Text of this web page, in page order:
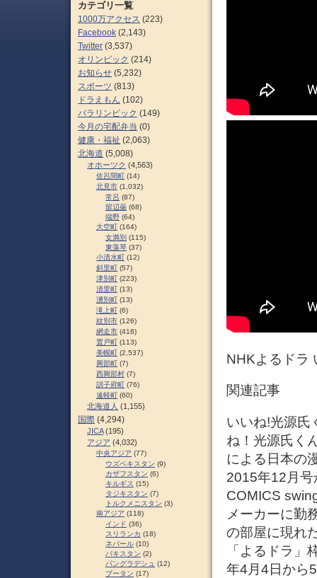
NHKよるドラ
関連記事
いいね!光源氏
ね！光源氏く
による日本の
2015年12月
COMICS
メーカーに勤
の部屋に現れ
「よるドラ
年4月4日から
カテゴリ一覧
1000万アクセス (223)
Facebook (2,143)
Twitter (3,537)
オリンピック (214)
お知らせ (5,232)
スポーツ (813)
ドラえもん (102)
パラリンピック (149)
今月の宅配弁当 (0)
健康・福祉 (2,063)
北海道 (5,008)
オホーツク (4,563)
佐呂間町 (14)
北見市 (1,032)
常呂 (87)
留辺蘂 (68)
端野 (64)
大空町 (164)
女満別 (115)
東藻琴 (37)
小清水町 (12)
斜里町 (57)
津別町 (223)
清里町 (13)
湧別町 (13)
滝上町 (6)
紋別市 (126)
網走市 (416)
置戸町 (113)
美幌町 (2,537)
興部町 (7)
西興部村 (7)
訓子府町 (76)
遠軽町 (60)
北海道人 (1,155)
国際 (4,294)
JICA(195)
アジア (4,032)
中央アジア (77)
ウズベキスタン (9)
カザフスタン (6)
キルギス (15)
タジキスタン (7)
トルクメニスタン (3)
南アジア (118)
インド (36)
スリランカ (18)
ネパール (10)
パキスタン (2)
バングラデシュ (12)
ブータン (17)